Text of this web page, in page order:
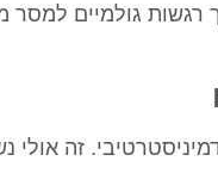
גולמיים למסר
זה אולי